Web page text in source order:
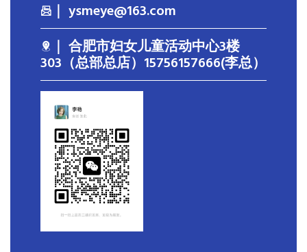
｜ ysmeye@163.com
｜ 合肥市妇女儿童活动中心3楼
303（总部总店）15756157666(李总）